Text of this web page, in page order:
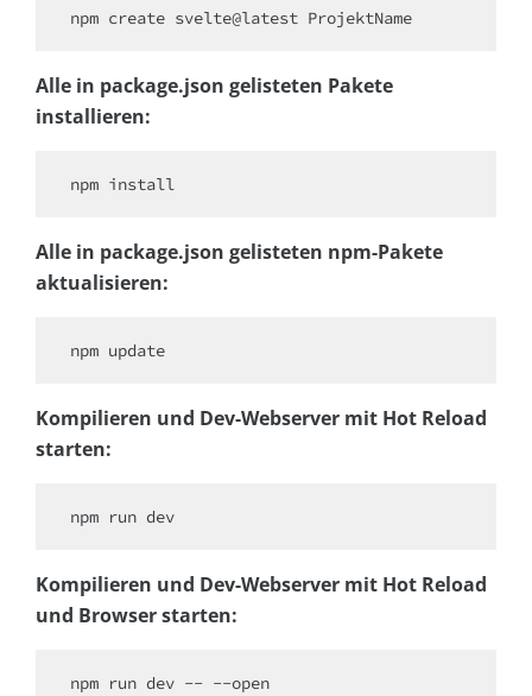
npm create svelte@latest ProjektName
Alle in package.json gelisteten Pakete
installieren:
npm install
Alle in package.json gelisteten npm-Pakete
aktualisieren:
npm update
Kompilieren und Dev-Webserver mit Hot Reload
starten:
npm run dev
Kompilieren und Dev-Webserver mit Hot Reload
und Browser starten:
npm run dev -- --open